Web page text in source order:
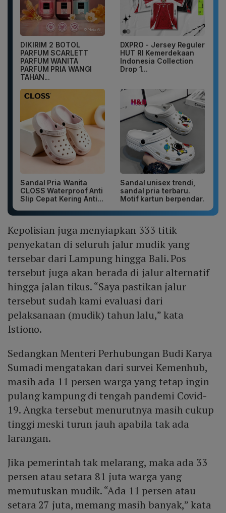
DIKIRIM 2 BOTOL
PARFUM SCARLETT
PARFUM WANITA
PARFUM PRIA WANGI
TAHAN...
DXPRO - Jersey Reguler
HUT RI Kemerdekaan
Indonesia Collection
Drop 1...
Sandal Pria Wanita
CLOSS Waterproof Anti
Slip Cepat Kering Anti...
Sandal unisex trendi,
sandal pria terbaru.
Motif kartun berpendar.
Kepolisian juga menyiapkan 333 titik
penyekatan di seluruh jalur mudik yang
tersebar dari Lampung hingga Bali. Pos
tersebut juga akan berada di jalur alternatif
hingga jalan tikus. “Saya pastikan jalur
tersebut sudah kami evaluasi dari
pelaksanaan (mudik) tahun lalu,” kata
Istiono.
Sedangkan Menteri Perhubungan Budi Karya
Sumadi mengatakan dari survei Kemenhub,
masih ada 11 persen warga yang tetap ingin
pulang kampung di tengah pandemi Covid-
19. Angka tersebut menurutnya masih cukup
tinggi meski turun jauh apabila tak ada
larangan.
Jika pemerintah tak melarang, maka ada 33
persen atau setara 81 juta warga yang
memutuskan mudik. “Ada 11 persen atau
setara 27 juta, memang masih banyak,” kata